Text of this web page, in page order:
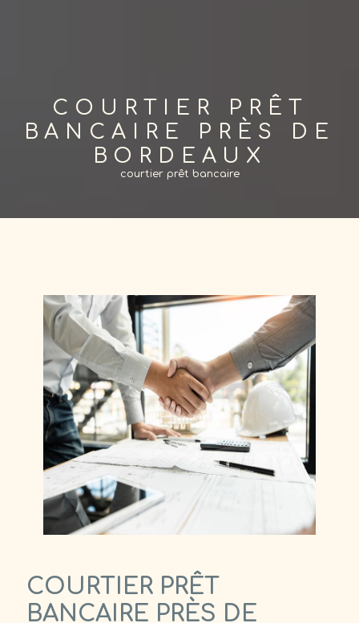
COURTIER PRÊT
BANCAIRE PRÈS DE
BORDEAUX
courtier prêt bancaire
COURTIER PRÊT
BANCAIRE PRÈS DE